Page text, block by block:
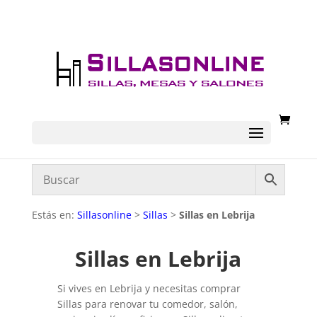
Estás en: Sillasonline> Sillas > Sillas en Lebrija
Sillas en Lebrija
Si vives en Lebrija y necesitas comprar
Sillas para renovar tu comedor, salón,